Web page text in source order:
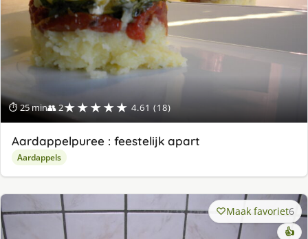
⏱ 25 min👥 2★★★★★ 4.61 (18)
Aardappelpuree : feestelijk apart
Aardappels
Maak favoriet6
👍